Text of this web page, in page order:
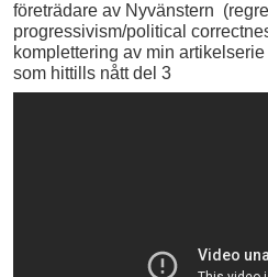
företrädare av Nyvänstern
progressivism/political
komplettering av min
som hittills nått del 3